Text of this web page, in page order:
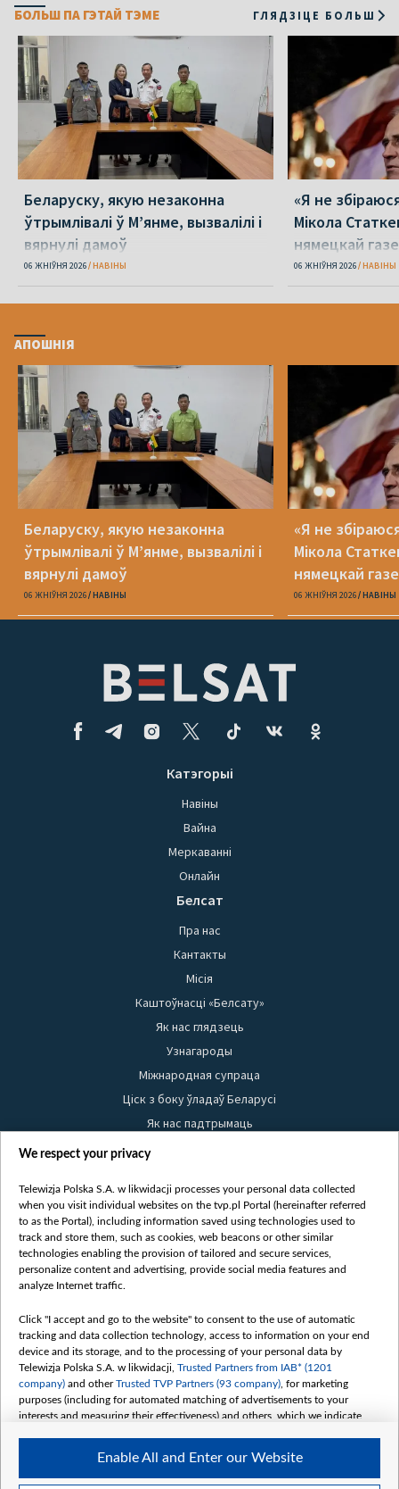
БОЛЬШ ПА ГЭТАЙ ТЭМЕ ГЛЯДЗІЦЕ БОЛЬШ
Беларуску, якую незаконна
ўтрымлівалі ў М’янме, вызвалілі і
вярнулі дамоў
06 ЖНІЎНЯ 2026 НАВІНЫ
«Я не
Мікола
нямецкай
06 ЖНІЎНЯ 2026 НАВІНЫ
АПОШНІЯ
Беларуску, якую незаконна
ўтрымлівалі ў М’янме, вызвалілі і
вярнулі дамоў
06 ЖНІЎНЯ 2026 НАВІНЫ
«Я не
Мікола
нямецкай
06 ЖНІЎНЯ 2026 НАВІНЫ
Катэгорыі
Навіны
Вайна
Меркаванні
Онлайн
Белсат
Пра нас
Кантакты
Місія
Каштоўнасці «Белсату»
Як нас глядзець
Узнагароды
Міжнародная супраца
Ціск з боку ўладаў Беларусі
Як нас падтрымаць
Правілы выкарыстання матэрыялаў
Бяспека
Youtube
Белсат news
Белсат Shorts
Жэстачайшы мульт
Belsat English
Biełsat PL
Белсат Now
Белсат History
Белсат Music
Белсат Doc
We respect your privacy
Telewizja Polska S.A. w likwidacji processes your personal data collected
when you visit individual websites on the tvp.pl Portal (hereinafter referred
to as the Portal), including information saved using technologies used to
track and store them, such as cookies, web beacons or other similar
technologies enabling the provision of tailored and secure services,
personalize content and advertising, provide social media features and
analyze Internet traffic.
Click "I accept and go to the website" to consent to the use of automatic
tracking and data collection technology, access to information on your end
device and its storage, and to the processing of your personal data by
Telewizja Polska S.A. w likwidacji, Trusted Partners from IAB* (1201
company) and otherTrusted TVP Partners (93 company) , for marketing
purposes (including for automated matching of advertisements to your
interests and measuring their effectiveness) and others, which we indicate
The purposes of processing your data by TVP S.A. w likwidacji are as
follows:
Enable All and Enter our Website